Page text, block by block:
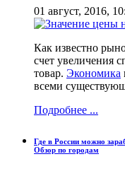
01 август, 2016,
Как известно
счет увеличения
товар. Экономика
всеми
Подробнее ...
Где в России можно
Обзор по городам